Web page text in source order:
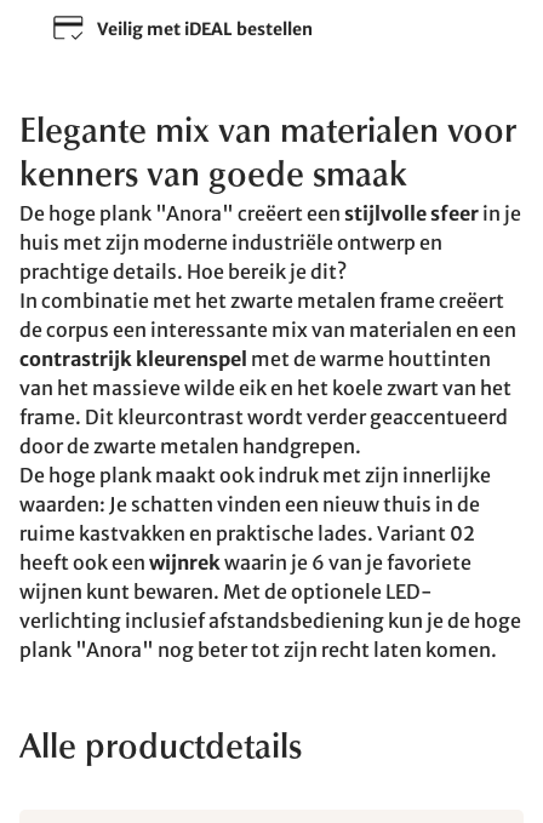
Veilig met iDEAL bestellen
Elegante mix van materialen voor
kenners van goede smaak
De hoge plank "Anora" creëert een stijlvolle sfeer in je
huis met zijn moderne industriële ontwerp en
prachtige details. Hoe bereik je dit?
In combinatie met het zwarte metalen frame creëert
de corpus een interessante mix van materialen en een
contrastrijk kleurenspel met de warme houttinten
van het massieve wilde eik en het koele zwart van het
frame. Dit kleurcontrast wordt verder geaccentueerd
door de zwarte metalen handgrepen.
De hoge plank maakt ook indruk met zijn innerlijke
waarden: Je schatten vinden een nieuw thuis in de
ruime kastvakken en praktische lades. Variant 02
heeft ook een wijnrekwaarin je 6 van je favoriete
wijnen kunt bewaren. Met de optionele LED-
verlichting inclusief afstandsbediening kun je de hoge
plank "Anora" nog beter tot zijn recht laten komen.
Alle productdetails